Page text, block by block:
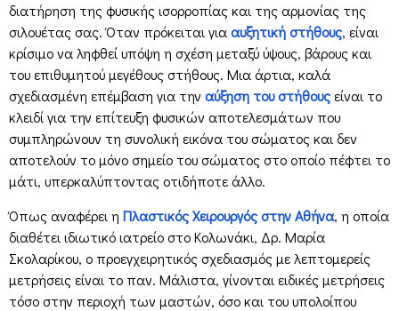
διατήρηση της φυσικής ισορροπίας και της αρμονίας της
σιλουέτας σας. Όταν πρόκειται γιααυξητική στήθους, είναι
κρίσιμο να ληφθεί υπόψη η σχέση μεταξύ ύψους, βάρους και
του επιθυμητού μεγέθους στήθους. Μια άρτια, καλά
σχεδιασμένη επέμβαση για την αύξηση του στήθουςείναι το
κλειδί για την επίτευξη φυσικών αποτελεσμάτων που
συμπληρώνουν τη συνολική εικόνα του σώματος και δεν
αποτελούν το μόνο σημείο του σώματος στο οποίο πέφτει το
μάτι, υπερκαλύπτοντας οτιδήποτε άλλο.
Όπως αναφέρει η Πλαστικός Χειρουργός στην Αθήνα, η οποία
διαθέτει ιδιωτικό ιατρείο στο Κολωνάκι, Δρ. Μαρία
Σκολαρίκου, ο προεγχειρητικός σχεδιασμός με λεπτομερείς
μετρήσεις είναι το παν. Μάλιστα, γίνονται ειδικές μετρήσεις
τόσο στην περιοχή των μαστών, όσο και του υπολοίπου